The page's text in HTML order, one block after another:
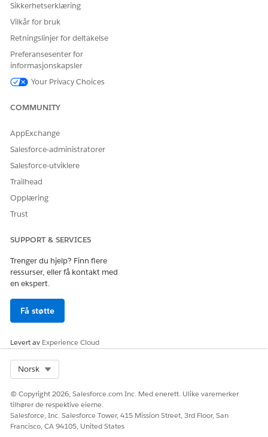
reservasjonsanbefaling i, på Anbefalinger-siden, og klikk
påRediger
Slå på reservasjonsanbefaling.
Velg en reservasjonsanbefaling.
Menyen viser bare anbefalingene som deler det samme
profildatadiagrammet som den primære anbefalingen. I
opplæringsøkt.
HJALP DENNE ARTIKKELEN MED Å LØSE PROBLEMET DITT?
Sikkerhetserklæring
Vilkår for bruk
Retningslinjer for deltakelse
Preferansesenter for
informasjonskapsler
Your Privacy Choices
COMMUNITY
AppExchange
Salesforce-administratorer
Salesforce-utviklere
Trailhead
Opplæring
Trust
SUPPORT & SERVICES
Trenger du hjelp? Finn flere
ressurser, eller få kontakt med
en ekspert.
Få støtte
Levert av Experience Cloud
Norsk
© Copyright 2026, Salesforce.com Inc. Med enerett. Ulike varemerker
tilhører de respektive eierne.
Salesforce, Inc. Salesforce Tower, 415 Mission Street, 3rd Floor, San
Francisco, CA 94105, United States